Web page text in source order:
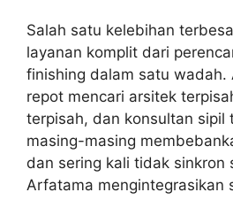
Salah satu kelebihan
layanan komplit dari
finishing dalam satu wadah.
repot mencari arsitek
terpisah, dan konsultan
masing-masing
dan sering kali tidak sinkron
Arfatama mengintegrasikan